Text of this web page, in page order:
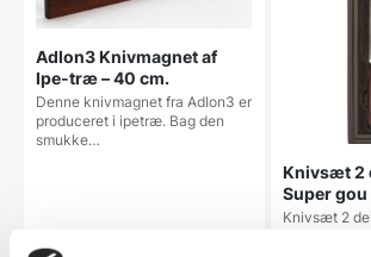
Adlon3 Knivmagnet af
Ipe-træ – 40 cm.
Denne knivmagnet fra Adlon3 er
produceret i ipetræ. Bag den
smukke…
Knivsæt 2
Super gou
Knivsæt 2